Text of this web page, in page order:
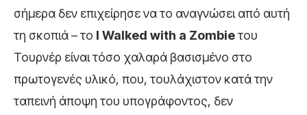
σήμερα δεν επιχείρησε να το αναγνώσει από αυτή
τη σκοπιά – το I Walked with a Zombieτου
Τουρνέρ είναι τόσο χαλαρά βασισμένο στο
πρωτογενές υλικό, που, τουλάχιστον κατά την
ταπεινή άποψη του υπογράφοντος, δεν